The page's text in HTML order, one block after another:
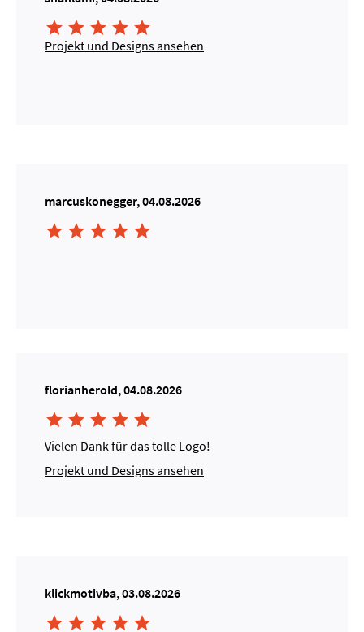
    
Projekt und Designs ansehen
marcuskonegger, 04.08.2026
    
florianherold, 04.08.2026
    
Vielen Dank für das tolle Logo!
Projekt und Designs ansehen
klickmotivba, 03.08.2026
    